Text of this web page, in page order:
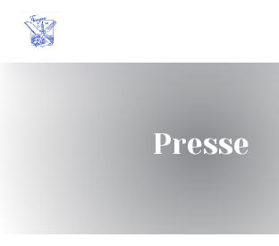
Presse